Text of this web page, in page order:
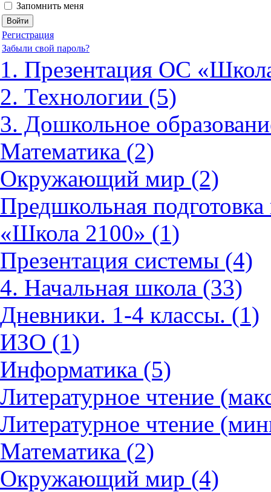
Запомнить меня
Регистрация
Забыли свой пароль?
1. Презентация ОС
2. Технологии (5)
3. Дошкольное
Математика (2)
Окружающий мир (2)
Предшкольная
«Школа 2100» (1)
Презентация системы (4)
4. Начальная школа (33)
Дневники. 1-4 классы. (1)
ИЗО (1)
Информатика (5)
Литературное чтение
Литературное чтение
Математика (2)
Окружающий мир (4)